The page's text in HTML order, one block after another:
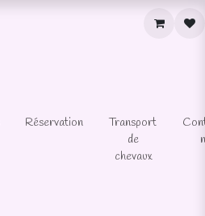
Réservation
Transport
de
chevaux